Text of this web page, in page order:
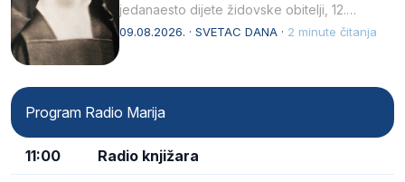
jedanaesto dijete židovske obitelji, 12.
listopada 1891, u Wrocławu…
09.08.2026. · SVETAC DANA · 2 minute čitanja
Program Radio Marija
11:00 Radio knjižara